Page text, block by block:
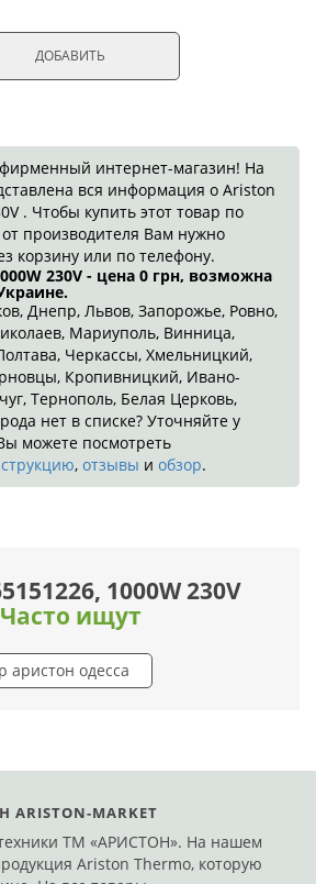
ДОБАВИТЬ
фирменный интернет-магазин! На
вся информация о Ariston
. Чтобы купить этот товар по
от производителя Вам нужно
корзину или по телефону.
230V - цена 0 грн, возможна
Днепр, Львов, Запорожье, Ровно,
Мариуполь, Винница,
Черкассы, Хмельницкий,
Кропивницкий, Ивано-
Тернополь, Белая Церковь,
нет в списке? Уточняйте у
можете посмотреть
, отзывы и обзор.
1000W 230V
Часто ищут
аристон одесса
MARKET
ТМ «АРИСТОН». На нашем
Ariston Thermo, которую